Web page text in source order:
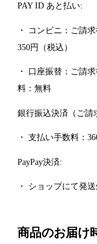
PAY ID あと払い:
・ コンビニ：ご請
350円（税込）
・ 口座振替：ご請
料：無料
銀行振込決済（ご請
・ 支払い手数料：
PayPay決済:
・ ショップにて発
商品のお届け